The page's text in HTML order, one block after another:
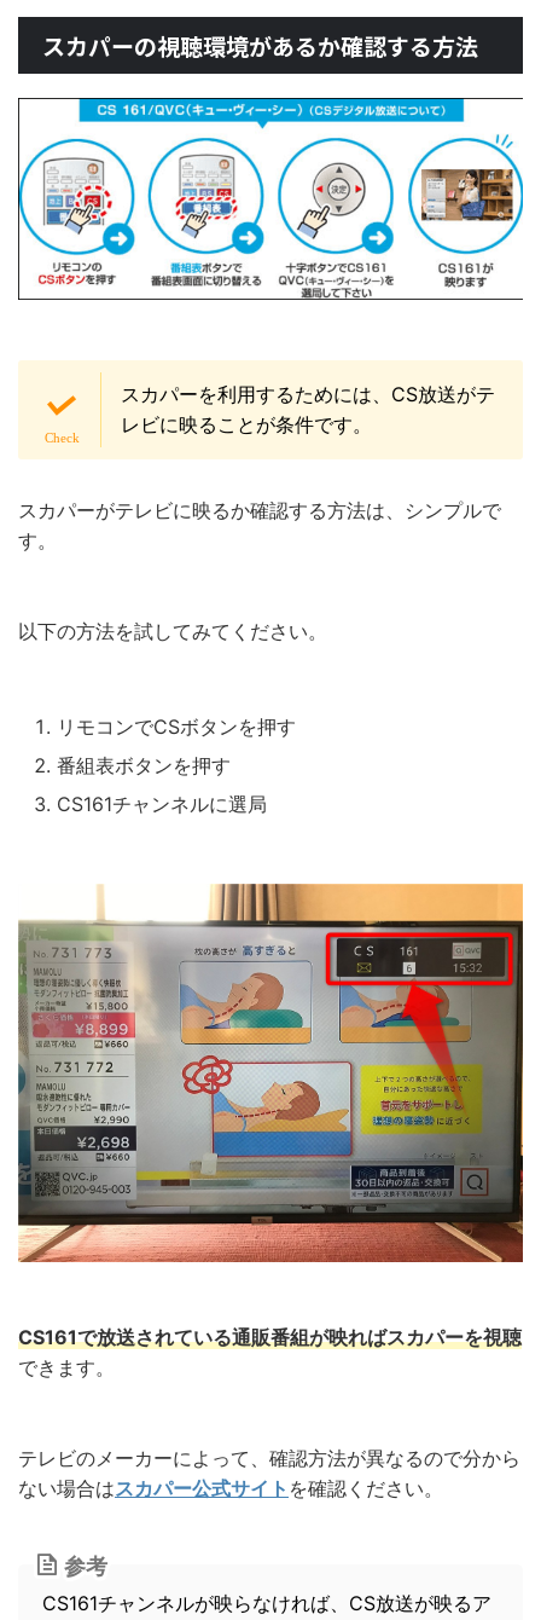
スカパーの視聴環境があるか確認する方法
スカパーを利用するためには、CS放送がテ
レビに映ることが条件です。
スカパーがテレビに映るか確認する方法は、シンプルで
す。
以下の方法を試してみてください。
リモコンでCSボタンを押す
番組表ボタンを押す
CS161チャンネルに選局
CS161で放送されている通販番組が映ればスカパーを視聴
できます。
テレビのメーカーによって、確認方法が異なるので分から
ない場合はスカパー公式サイト を確認ください。
参考
CS161チャンネルが映らなければ、CS放送が映るア